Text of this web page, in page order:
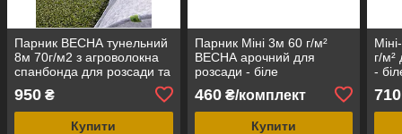
Парник ВЕСНА тунельний
8м 70г/м2 з агроволокна
спанбонда для розсади та
950 ₴
Купити
Парник Міні 3м 60 г/м²
ВЕСНА арочний для
розсади - біле
460₴/комплект
Купити
г/м²
-
710